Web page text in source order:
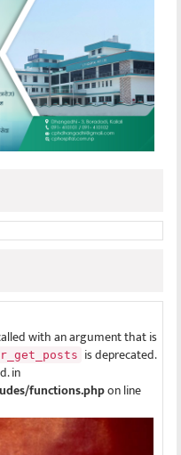
with an argument that is
is deprecated.
in
functions.phpon line